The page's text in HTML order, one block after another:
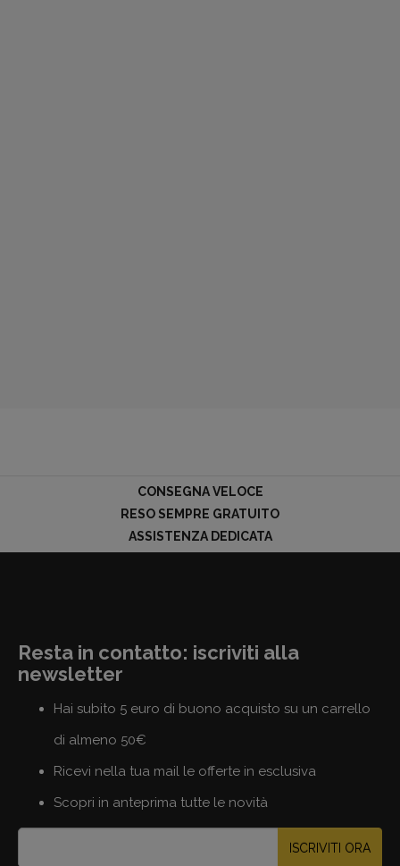
CONSEGNA VELOCE
RESO SEMPRE GRATUITO
ASSISTENZA DEDICATA
Resta in contatto: iscriviti alla
newsletter
Hai subito 5 euro di buono acquisto su un carrello
di almeno 50€
Ricevi nella tua mail le offerte in esclusiva
Scopri in anteprima tutte le novità
ISCRIVITI ORA